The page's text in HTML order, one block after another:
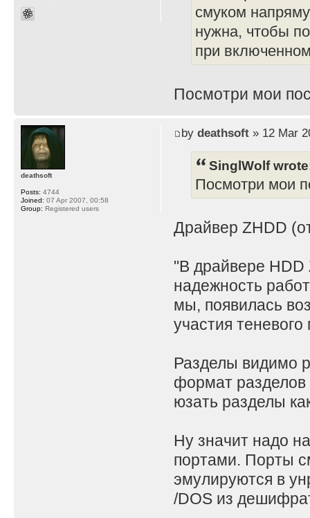
смуком
нужна, чтобы
при
Посмотри мои
by deathsoft» 12 Mar
SinglWolf
Посмотри мои
Драйвер ZHDD
"В драйвере
надежность
мы, появилась
участия
Разделы видимо
формат разделов
юзать разделы
Ну значит надо
портами. Порты
эмулируются в
/DOS из
deathsoft
Posts: 4744
Joined: 07 Apr 2007, 00:58
Group: Registered users